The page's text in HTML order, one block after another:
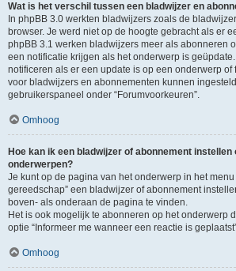
Wat is het verschil tussen een bladwijzer en
In phpBB 3.0 werkten bladwijzers zoals de
browser. Je werd niet op de hoogte gebracht als er
phpBB 3.1 werken bladwijzers meer als abonneren
een notificatie krijgen als het onderwerp is
notificeren als er een update is op een onderwerp of
voor bladwijzers en abonnementen kunnen
gebruikerspaneel onder “Forumvoorkeuren”.
Omhoog
Hoe kan ik een bladwijzer of abonnement
onderwerpen?
Je kunt op de pagina van het onderwerp in het menu
gereedschap” een bladwijzer of abonnement
boven- als onderaan de pagina te vinden.
Het is ook mogelijk te abonneren op het onderwerp
optie “Informeer me wanneer een reactie is
Omhoog